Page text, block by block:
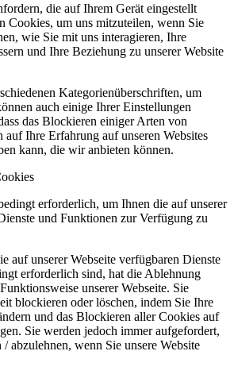
die auf Ihrem Gerät eingestellt
Cookies, um uns mitzuteilen, wenn Sie
wie Sie mit uns interagieren, Ihre
und Ihre Beziehung zu unserer Website
Kategorienüberschriften, um
auch einige Ihrer Einstellungen
das Blockieren einiger Arten von
Ihre Erfahrung auf unseren Websites
kann, die wir anbieten können.
erforderlich, um Ihnen die auf unserer
und Funktionen zur Verfügung zu
auf unserer Webseite verfügbaren Dienste
erforderlich sind, hat die Ablehnung
unserer Webseite. Sie
blockieren oder löschen, indem Sie Ihre
und das Blockieren aller Cookies auf
Sie werden jedoch immer aufgefordert,
abzulehnen, wenn Sie unsere Website